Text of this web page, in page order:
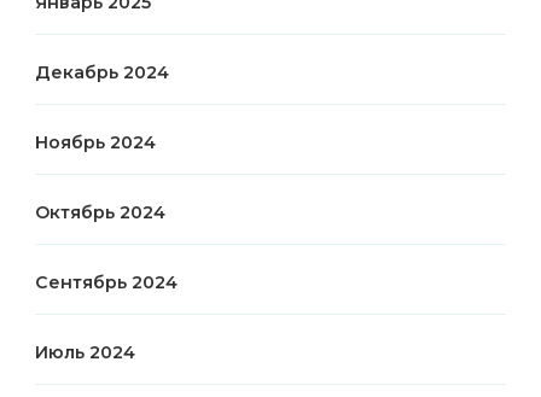
Декабрь 2024
Ноябрь 2024
Октябрь 2024
Сентябрь 2024
Июль 2024